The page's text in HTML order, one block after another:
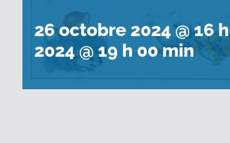
26 octobre 2024 @ 16
2024 @ 19 h 00 min